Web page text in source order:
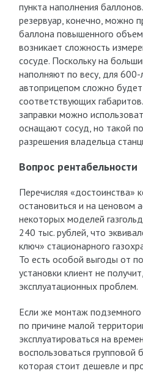
пункта наполнения
резервуар, конечно, можно
баллона повышенного
возникает сложность
сосуде. Поскольку на
наполняют по весу, для
автоприцепом сложно
соответствующих
заправки можно
оснащают сосуд, но такой
разрешения владельца
Вопрос рентабельности
Перечисляя «достоинства»
остановиться и на ценовом
некоторых моделей
240 тыс. рублей, что
ключ» стационарного
То есть особой выгоды от
установки клиент не
эксплуатационных проблем.
Если же монтаж
по причине малой
эксплуатироваться на
воспользоваться групповой
которая стоит дешевле и